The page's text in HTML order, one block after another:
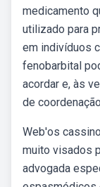
medicamento
utilizado para
em indivíduos
fenobarbital
acordar e, às
de
Web'os
muito visados
advogada